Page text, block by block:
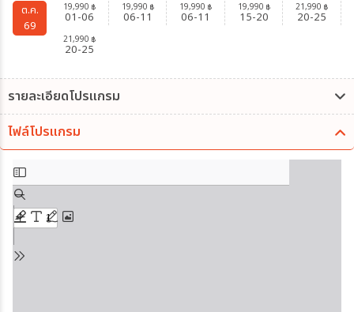
ต.ค.
69
19,990 ฿
01-06
19,990 ฿
06-11
19,990 ฿
06-11
19,990 ฿
15-20
21,990 ฿
20-25
21,990 ฿
20-25
รายละเอียดโปรแกรม
ไฟล์โปรแกรม